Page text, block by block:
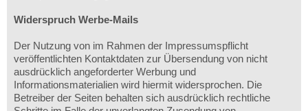
Widerspruch Werbe-Mails
Der Nutzung von im Rahmen der Impressumspflicht
veröffentlichten Kontaktdaten zur Übersendung von nicht
ausdrücklich angeforderter Werbung und
Informationsmaterialien wird hiermit widersprochen. Die
Betreiber der Seiten behalten sich ausdrücklich rechtliche